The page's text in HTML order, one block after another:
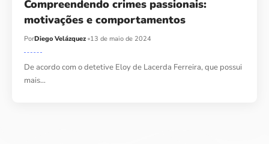
Compreendendo crimes passionais:
motivações e comportamentos
PorDiego Velázquez 13 de maio de 2024
De acordo com o detetive Eloy de Lacerda Ferreira, que possui
mais…